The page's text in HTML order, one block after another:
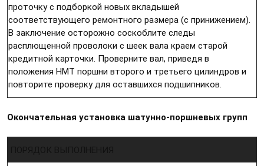
проточку с подборкой новых вкладышей
соответствующего ремонтного размера (с принижением).
В заключение осторожно соскоблите следы
расплющенной проволоки с шеек вала краем старой
кредитной карточки. Проверните вал, приведя в
положения НМТ поршни второго и третьего цилиндров и
повторите проверку для оставшихся подшипников.
Окончательная установка шатунно-поршневых групп